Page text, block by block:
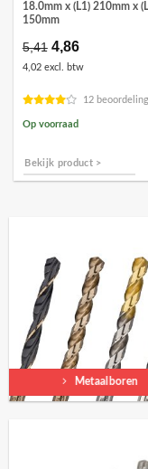
18.0mm x (L1) 210mm x
150mm
5,41 Oorspronkelijke
prijs
was:
4,86Huidige
is:
4,02 excl. btw
12
Op voorraad
Bekijk product >
Metaalboren